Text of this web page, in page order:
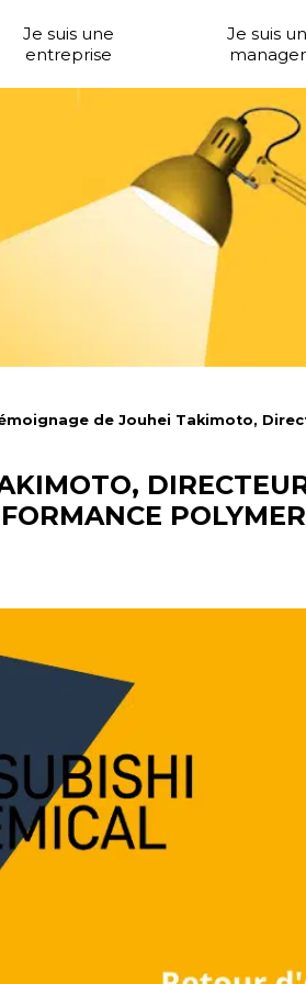
Je suis une
entreprise
Je suis
manager
de Jouhei Takimoto,